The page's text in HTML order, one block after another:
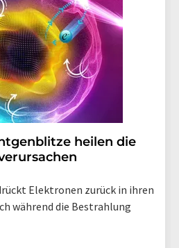
heilen die
Elektronen zurück in ihren
während die Bestrahlung